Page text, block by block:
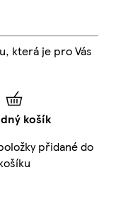
která je pro Vás
košík
přidané do